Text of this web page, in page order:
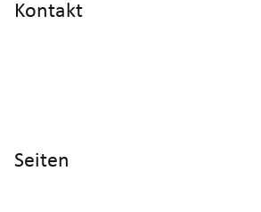
Kontakt
Seiten